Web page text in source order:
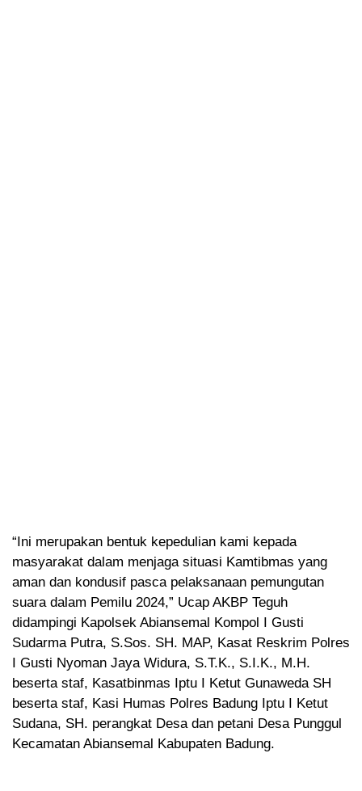
“Ini merupakan bentuk kepedulian kami kepada
masyarakat dalam menjaga situasi Kamtibmas yang
aman dan kondusif pasca pelaksanaan pemungutan
suara dalam Pemilu 2024,” Ucap AKBP Teguh
didampingi Kapolsek Abiansemal Kompol I Gusti
Sudarma Putra, S.Sos. SH. MAP, Kasat Reskrim Polres
I Gusti Nyoman Jaya Widura, S.T.K., S.I.K., M.H.
beserta staf, Kasatbinmas Iptu I Ketut Gunaweda SH
beserta staf, Kasi Humas Polres Badung Iptu I Ketut
Sudana, SH. perangkat Desa dan petani Desa Punggul
Kecamatan Abiansemal Kabupaten Badung.